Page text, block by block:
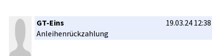
GT-Eins
19.03.24 12:38
Anleihenrü­ckzahlung